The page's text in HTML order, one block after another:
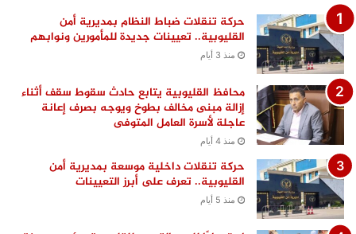
حركة تنقلات ضباط النظام بمديرية أمن
القليوبية.. تعيينات جديدة للمأمورين ونوابهم
منذ 3 أيام
محافظ القليوبية يتابع حادث سقوط سقف أثناء
إزالة مبنى مخالف بطوخ ويوجه بصرف إعانة
عاجلة لأسرة العامل المتوفى
منذ 4 أيام
حركة تنقلات داخلية موسعة بمديرية أمن
القليوبية.. تعرف على أبرز التعيينات
منذ 5 أيام